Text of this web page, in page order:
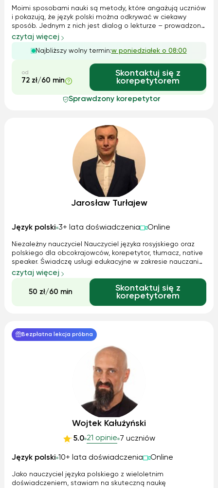
Moimi sposobami nauki są metody, które angażują uczniów
i pokazują, że język polski można odkrywać w ciekawy
sposób. Jednym z nich jest dialog o lekturze – prowadzony
przeze mnie w taki sposób, aby uczniowie sami dochodzili
do zrozumienia problematyki utworu, zamiast tylko
zapamiętywać gotowe interp...
czytaj więcej
Najbliższy wolny termin:w poniedziałek o 08:00
od
72 zł/60 min
Skontaktuj się z
korepetytorem
Sprawdzony korepetytor
Jarosław Turłajew
Język polski 3+ lata doświadczenia Online
Niezależny nauczyciel Nauczyciel języka rosyjskiego oraz
polskiego dla obcokrajowców, korepetytor, tłumacz, native
speaker. Świadczę usługi edukacyjne w zakresie nauczania
języka rosyjskiego oraz polskiego dla obcokrajowców
poprzez lekcję językowe, przedmiotowe na zasadach
powszechnie przyjętych n...
czytaj więcej
50 zł/60 min
Skontaktuj się z
korepetytorem
Bezpłatna lekcja próbna
Wojtek Kałużyński
5.0 21 opinie 7 uczniów
Język polski 10+ lata doświadczenia Online
Jako nauczyciel języka polskiego z wieloletnim
doświadczeniem, stawiam na skuteczną naukę